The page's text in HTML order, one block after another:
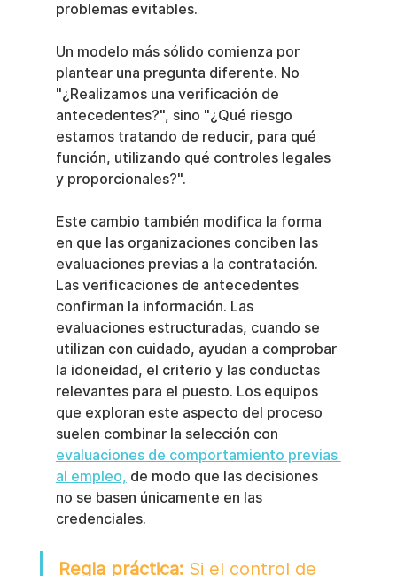
problemas evitables.
Un modelo más sólido comienza por
plantear una pregunta diferente. No
"¿Realizamos una verificación de
antecedentes?", sino "¿Qué riesgo
estamos tratando de reducir, para qué
función, utilizando qué controles legales
y proporcionales?".
Este cambio también modifica la forma
en que las organizaciones conciben las
evaluaciones previas a la contratación.
Las verificaciones de antecedentes
confirman la información. Las
evaluaciones estructuradas, cuando se
utilizan con cuidado, ayudan a comprobar
la idoneidad, el criterio y las conductas
relevantes para el puesto. Los equipos
que exploran este aspecto del proceso
suelen combinar la selección con
evaluaciones de comportamiento previas
al empleo, de modo que las decisiones
no se basen únicamente en las
credenciales.
Regla práctica: Si el control de